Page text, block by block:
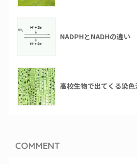
NADPHとNADHの違い
高校生物で出てくる染色
COMMENT